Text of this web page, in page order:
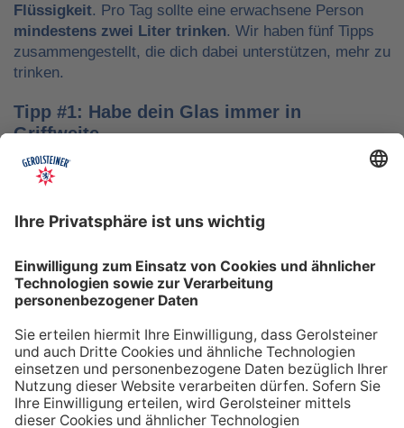
Flüssigkeit. Pro Tag sollte eine erwachsene Person
mindestens zwei Liter trinken. Wir haben fünf Tipps
zusammengestellt, die dich dabei unterstützen, mehr zu
trinken.
Tipp #1: Habe dein Glas immer in
Griffweite
Ob bei der Arbeit oder während der Freizeit: Wasser
nicht vergisst. Denke daran, auch unterwegs immer
etwas Wasser dabei zu haben. Kleine PET-Flaschen mit
hinnehmen.
Tipp #2: Trinke direkt nach dem Aufstehen
Über Nacht verliert dein Körper Flüssigkeit. Um gut in
den Tag zu starten, solltest du deshalb direkt nach dem
Aufstehen ein großes Glas Wasser trinken. Stelle dir
zum Beispiel eine Flasche Mineralwasser direkt ans